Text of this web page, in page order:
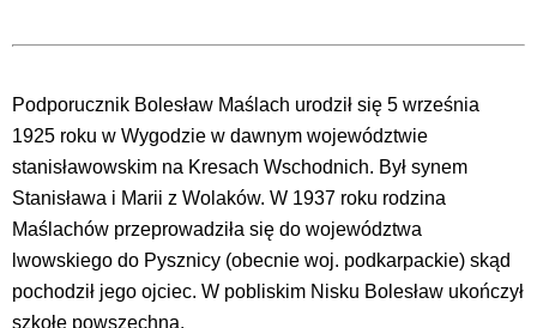
Podporucznik Bolesław Maślach urodził się 5 września
1925 roku w Wygodzie w dawnym województwie
stanisławowskim na Kresach Wschodnich. Był synem
Stanisława i Marii z Wolaków. W 1937 roku rodzina
Maślachów przeprowadziła się do województwa
lwowskiego do Pysznicy (obecnie woj. podkarpackie) skąd
pochodził jego ojciec. W pobliskim Nisku Bolesław ukończył
szkołę powszechną.